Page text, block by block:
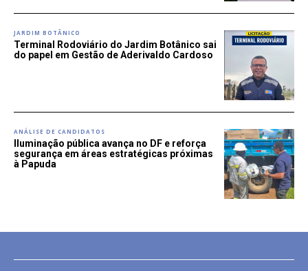
JARDIM BOTÂNICO
Terminal Rodoviário do Jardim Botânico sai
do papel em Gestão de Aderivaldo Cardoso
ANÁLISE DE CANDIDATOS
Iluminação pública avança no DF e reforça
segurança em áreas estratégicas próximas
à Papuda